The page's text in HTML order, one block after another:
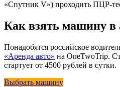
«Спутник V») проходить ПЦР-
Как взять машину в
Понадобятся российское
«Аренда авто» на OneTwoTrip.
стартует от 4500 рублей в сутки.
Выбрать машину